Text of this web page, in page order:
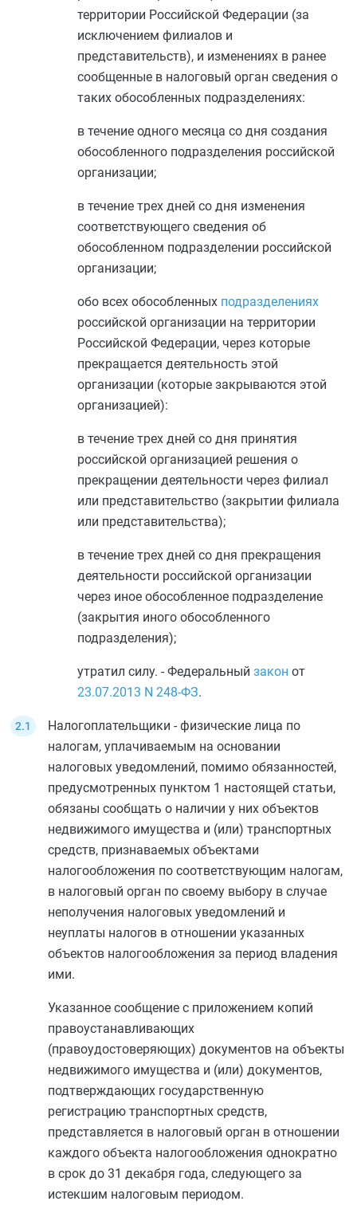
территории Российской Федерации (за
исключением филиалов и
представительств), и изменениях в ранее
сообщенные в налоговый орган сведения о
таких обособленных подразделениях:
в течение одного месяца со дня создания
обособленного подразделения российской
организации;
в течение трех дней со дня изменения
соответствующего сведения об
обособленном подразделении российской
организации;
обо всех обособленных подразделениях
российской организации на территории
Российской Федерации, через которые
прекращается деятельность этой
организации (которые закрываются этой
организацией):
в течение трех дней со дня принятия
российской организацией решения о
прекращении деятельности через филиал
или представительство (закрытии филиала
или представительства);
в течение трех дней со дня прекращения
деятельности российской организации
через иное обособленное подразделение
(закрытия иного обособленного
подразделения);
утратил силу. - Федеральный закон от
23.07.2013 N 248-ФЗ.
Налогоплательщики - физические лица по
налогам, уплачиваемым на основании
налоговых уведомлений, помимо обязанностей,
предусмотренных пунктом 1 настоящей статьи,
обязаны сообщать о наличии у них объектов
недвижимого имущества и (или) транспортных
средств, признаваемых объектами
налогообложения по соответствующим налогам,
в налоговый орган по своему выбору в случае
неполучения налоговых уведомлений и
неуплаты налогов в отношении указанных
объектов налогообложения за период владения
ими.
Указанное сообщение с приложением копий
правоустанавливающих
(правоудостоверяющих) документов на объекты
недвижимого имущества и (или) документов,
подтверждающих государственную
регистрацию транспортных средств,
представляется в налоговый орган в отношении
каждого объекта налогообложения однократно
в срок до 31 декабря года, следующего за
истекшим налоговым периодом.